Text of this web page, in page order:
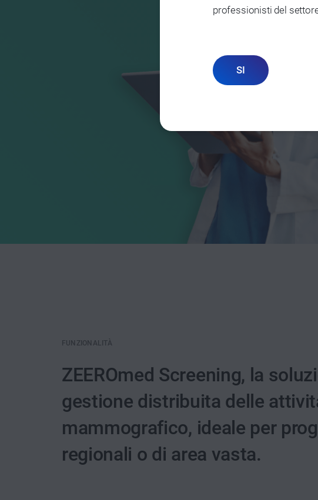
professionisti del
SI
FUNZIONALITÀ
ZEEROmed Screening, la
gestione distribuita delle
mammografico, ideale per
regionali o di area vasta.